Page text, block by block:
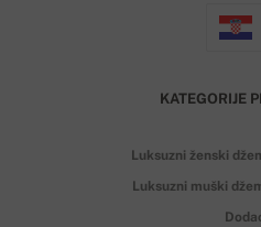
KATEGORIJE
Luksuzni ženski
Luksuzni muški